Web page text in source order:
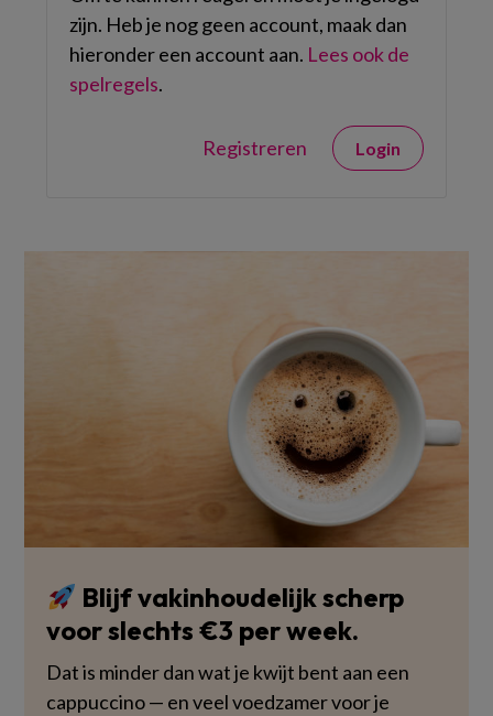
zijn. Heb je nog geen account, maak dan
hieronder een account aan. Lees ook de
spelregels.
Registreren Login
Blijf vakinhoudelijk scherp
voor slechts €3 per week.
Dat is minder dan wat je kwijt bent aan een
cappuccino — en veel voedzamer voor je